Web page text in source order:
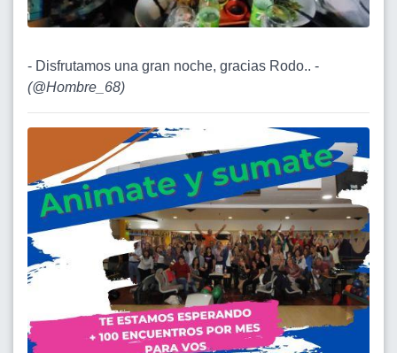
- Disfrutamos una gran noche, gracias Rodo.. -
(@Hombre_68)